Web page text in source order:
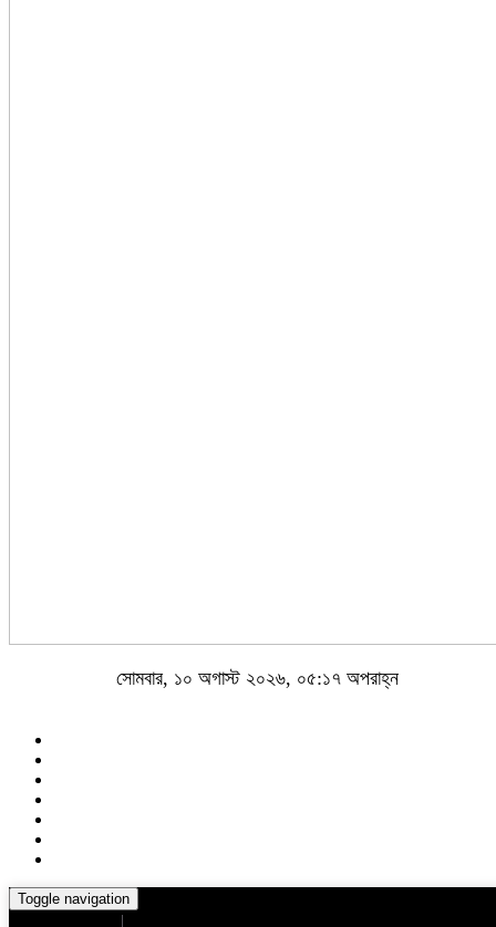
সোমবার, ১০ অগাস্ট ২০২৬, ০৫:১৭ অপরাহ্ন
Toggle navigation